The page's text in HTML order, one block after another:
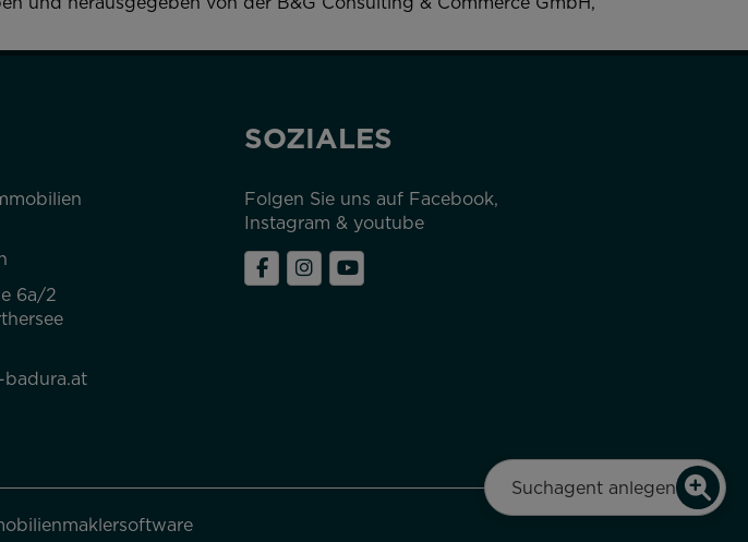
6a/2
SOZIALES
Folgen Sie uns auf Facebook,
Instagram & youtube
Suchagent anlegen